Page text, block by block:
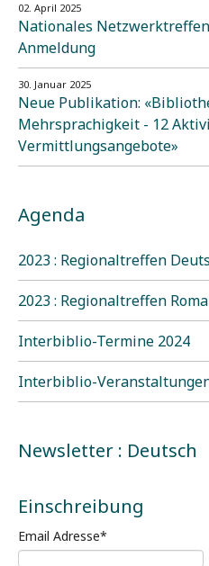
02. April 2025
Nationales
Anmeldung
30. Januar 2025
Neue Publikation:
Mehrsprachigkeit - 12
Vermittlungsangebote»
Agenda
2023 : Regionaltreffen
2023 : Regionaltreffen
Interbiblio-Termine 2024
Interbiblio-
Newsletter : Deutsch
Einschreibung
Email Adresse*